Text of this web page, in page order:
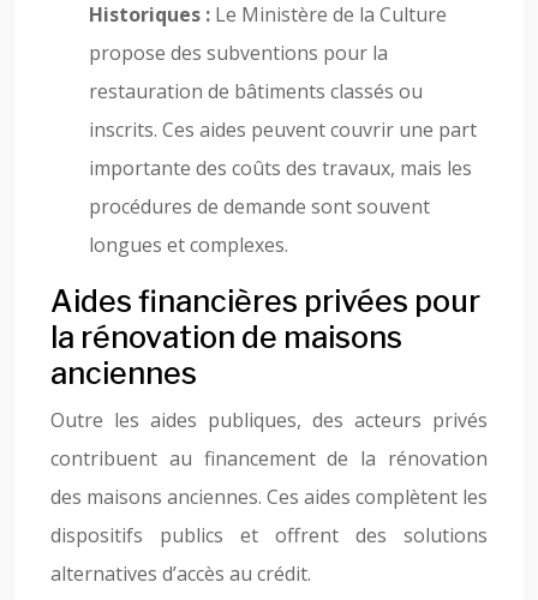
Historiques : Le Ministère de la Culture
propose des subventions pour la
restauration de bâtiments classés ou
inscrits. Ces aides peuvent couvrir une part
importante des coûts des travaux, mais les
procédures de demande sont souvent
longues et complexes.
Aides financières privées pour
la rénovation de maisons
anciennes
Outre les aides publiques, des acteurs privés
contribuent au financement de la rénovation
des maisons anciennes. Ces aides complètent les
dispositifs publics et offrent des solutions
alternatives d’accès au crédit.